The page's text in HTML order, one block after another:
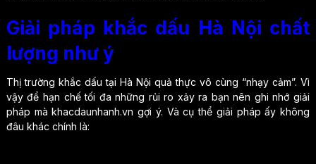
Giải pháp khắc dấu Hà Nội chất
lượng như ý
Thị trường khắc dấu tại Hà Nội quả thực vô cùng “nhạy cảm”. Vì
vậy để hạn chế tối đa những rủi ro xảy ra bạn nên ghi nhớ giải
pháp mà khacdaunhanh.vn gợi ý. Và cụ thể giải pháp ấy không
đâu khác chính là: